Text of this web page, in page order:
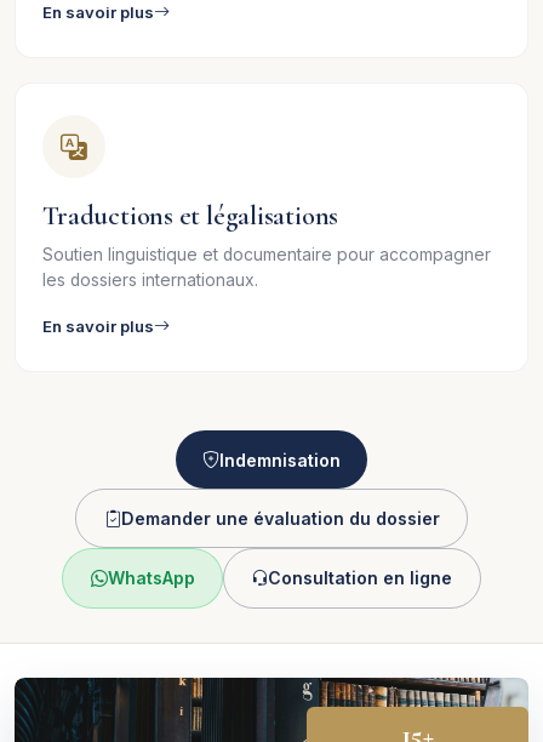
En savoir plus
Traductions et légalisations
Soutien linguistique et documentaire pour accompagner
les dossiers internationaux.
En savoir plus
Indemnisation
Demander une évaluation du dossier
WhatsApp Consultation en ligne
15+